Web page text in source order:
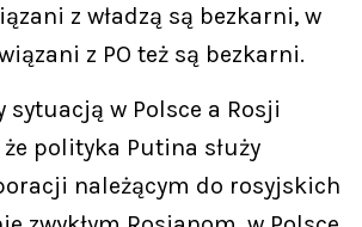
z władzą są bezkarni, w
z PO też są bezkarni.
sytuacją w Polsce a Rosji
polityka Putina służy
należącym do rosyjskich